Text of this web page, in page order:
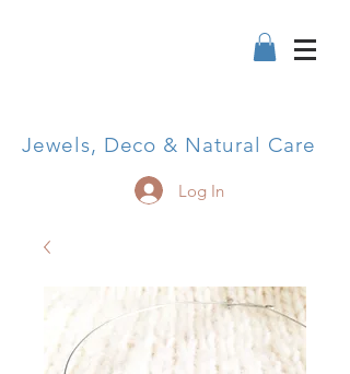
Jewels, Deco & Natural Care
Log In